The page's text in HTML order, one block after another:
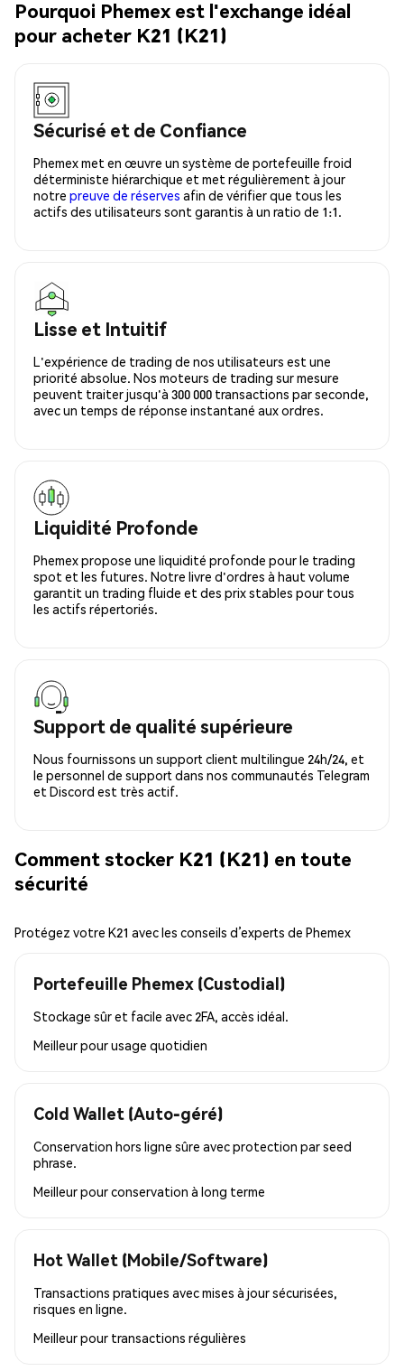
Pourquoi Phemex est l'exchange idéal
pour acheter K21 (K21)
Sécurisé et de Confiance
Phemex met en œuvre un système de portefeuille froid
déterministe hiérarchique et met régulièrement à jour
notre preuve de réserves afin de vérifier que tous les
actifs des utilisateurs sont garantis à un ratio de 1:1.
Lisse et Intuitif
L'expérience de trading de nos utilisateurs est une
priorité absolue. Nos moteurs de trading sur mesure
peuvent traiter jusqu'à 300 000 transactions par seconde,
avec un temps de réponse instantané aux ordres.
Liquidité Profonde
Phemex propose une liquidité profonde pour le trading
spot et les futures. Notre livre d'ordres à haut volume
garantit un trading fluide et des prix stables pour tous
les actifs répertoriés.
Support de qualité supérieure
Nous fournissons un support client multilingue 24h/24, et
le personnel de support dans nos communautés Telegram
et Discord est très actif.
Comment stocker K21 (K21) en toute
sécurité
Protégez votre K21 avec les conseils d’experts de Phemex
Portefeuille Phemex (Custodial)
Stockage sûr et facile avec 2FA, accès idéal.
Meilleur pourusage quotidien
Cold Wallet (Auto-géré)
Conservation hors ligne sûre avec protection par seed
phrase.
Meilleur pourconservation à long terme
Hot Wallet (Mobile/Software)
Transactions pratiques avec mises à jour sécurisées,
risques en ligne.
Meilleur pour transactions régulières